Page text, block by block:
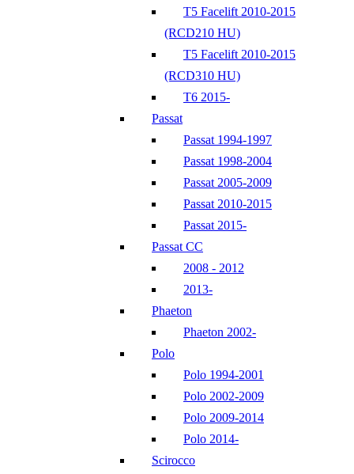
T5 Facelift 2010-2015
(RCD210 HU)
T5 Facelift 2010-2015
(RCD310 HU)
T6 2015-
Passat
Passat 1994-1997
Passat 1998-2004
Passat 2005-2009
Passat 2010-2015
Passat 2015-
Passat CC
2008 - 2012
2013-
Phaeton
Phaeton 2002-
Polo
Polo 1994-2001
Polo 2002-2009
Polo 2009-2014
Polo 2014-
Scirocco